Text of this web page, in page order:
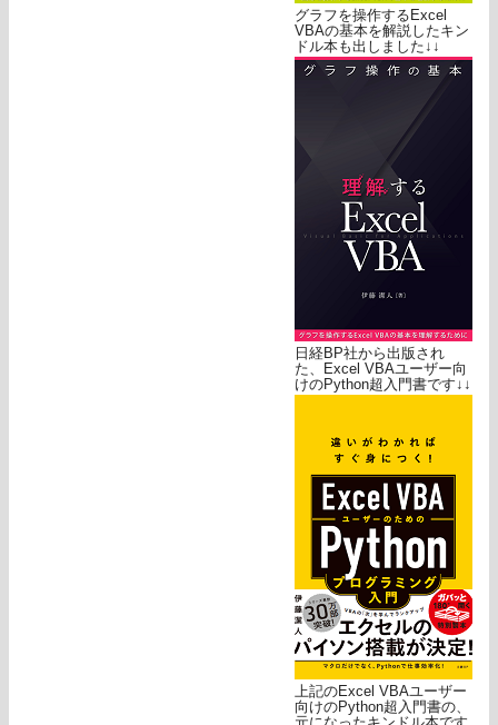
グラフを操作するExcel
VBAの基本を解説したキン
ドル本も出しました↓↓
日経BP社から出版され
た、Excel VBAユーザー向
けのPython超入門書です↓↓
上記のExcel VBAユーザー
向けのPython超入門書の、